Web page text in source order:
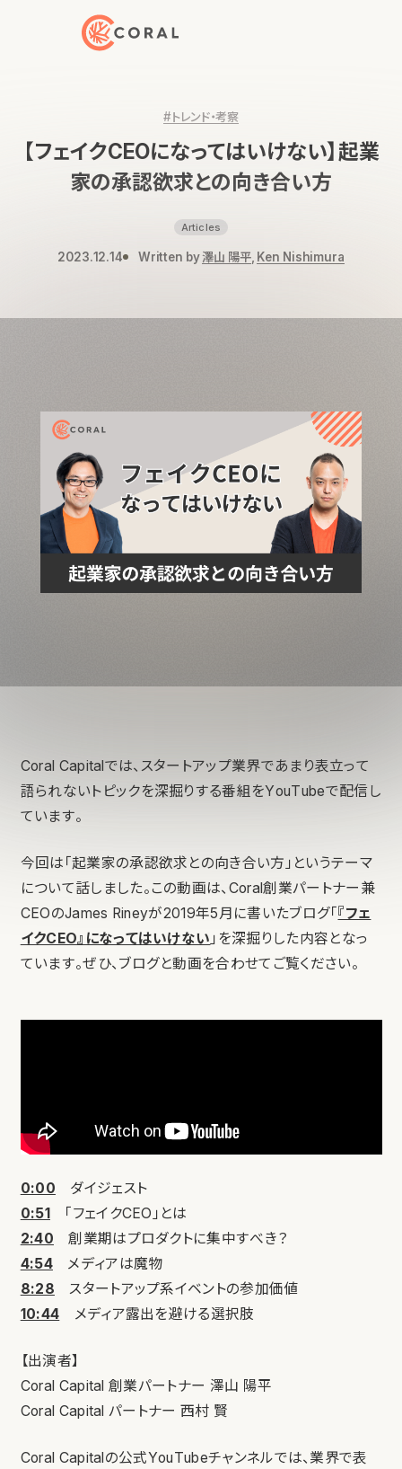
トップページへ戻る
#トレンド・考察
【フェイクCEOになってはいけない】起業
家の承認欲求との向き合い方
Articles
2023.12.14 Written by澤山 陽平, Ken Nishimura
Coral Capitalでは、スタートアップ業界であまり表立って
語られないトピックを深掘りする番組をYouTubeで配信し
ています。
今回は「起業家の承認欲求との向き合い方」というテーマ
について話しました。この動画は、Coral創業パートナー兼
CEOのJames Rineyが2019年5月に書いたブログ「『フェ
イクCEO』になってはいけない 」を深掘りした内容となっ
ています。ぜひ、ブログと動画を合わせてご覧ください。
0:00 ダイジェスト
0:51「フェイクCEO」とは
2:40 創業期はプロダクトに集中すべき？
4:54メディアは魔物
8:28 スタートアップ系イベントの参加価値
10:44 メディア露出を避ける選択肢
【出演者】
Coral Capital 創業パートナー 澤山 陽平
Coral Capital パートナー 西村 賢
Coral Capitalの公式YouTubeチャンネルでは、業界で表